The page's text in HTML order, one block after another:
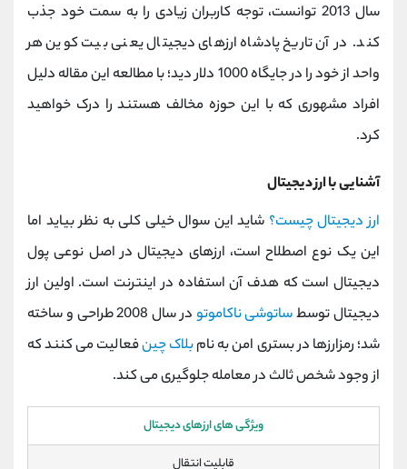
سال 2013 توانست، توجه کاربران زیادی را به سمت خود جذب
کند. در آن تاریخ پادشاه ارزهای دیجیتال یعنی بیت کوین هر
واحد از خود را در جایگاه 1000 دلار دید؛ با مطالعه این مقاله دلیل
افراد مشهوری که با این حوزه مخالف هستند را درک خواهید
کرد.
آشنایی با ارز دیجیتال
ارز دیجیتال چیست؟ شاید این سوال خیلی کلی به نظر بیاید اما
این یک نوع اصطلاح است، ارزهای دیجیتال در اصل نوعی پول
دیجیتال است که هدف آن استفاده در اینترنت است. اولین ارز
دیجیتال توسطساتوشی ناکاموتو
در سال 2008 طراحی و ساخته
شد؛ رمزارزها در بستری امن به نامبلاک چینفعالیت می کنند که
از وجود شخص ثالث در معامله جلوگیری می کند.
ویژگی های ارزهای دیجیتال
قابلیت انتقال